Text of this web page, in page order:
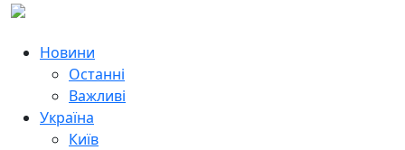
Новини
Останні
Важливі
Україна
Київ